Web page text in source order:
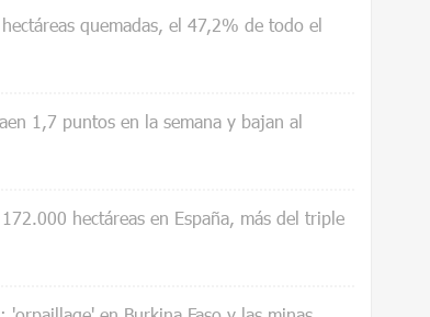
quemadas, el 47,2% de todo el
1,7 puntos en la semana y bajan al
hectáreas en España, más del triple